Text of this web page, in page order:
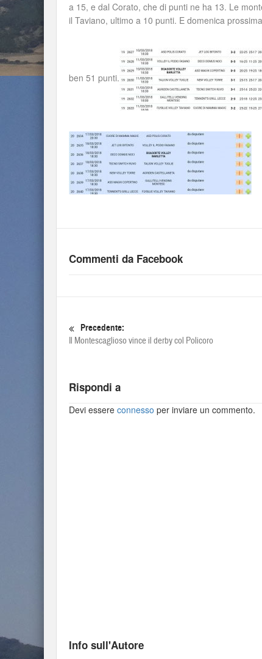
a 15, e dal Corato, che di punti ne ha 13. Le
il Taviano, ultimo a 10 punti. E domenica
ben 51 punti.
Commenti da Facebook
Precedente:
Il Montescaglioso vince il derby col Policoro
Rispondi a
Devi essere connesso per inviare un commento.
Info sull'Autore